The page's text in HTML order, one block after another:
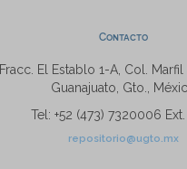
Contacto
Fracc. El Establo 1-A, Col. Marfil
Guanajuato, Gto.,
Tel: +52 (473) 7320006
repositorio@ugto.mx